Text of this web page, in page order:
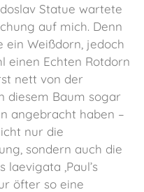
Statue wartete
auf mich. Denn
ein Weißdorn, jedoch
einen Echten Rotdorn
nett von der
diesem Baum sogar
angebracht haben –
nur die
sondern auch die
‚Paul’s
öfter so eine